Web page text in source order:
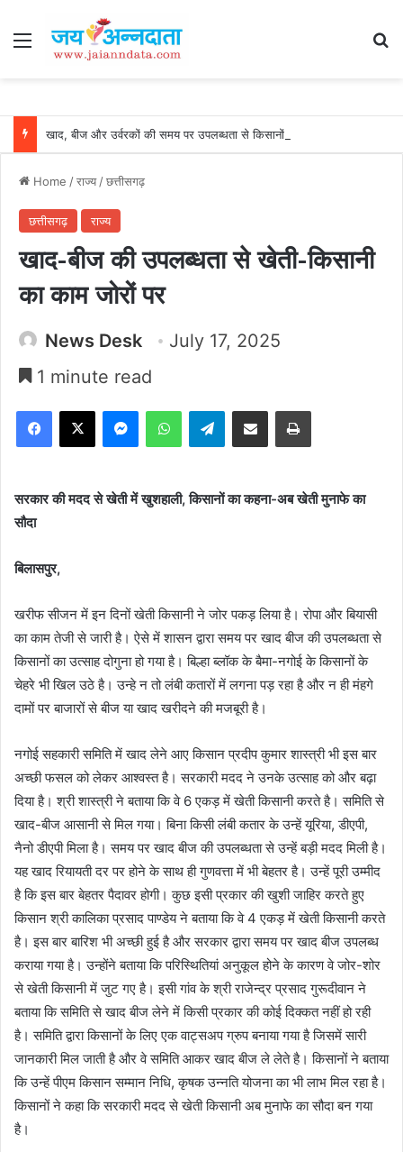
Menu
Home /राज्य/छत्तीसगढ़
छत्तीसगढ़ राज्य
खाद-बीज की उपलब्धता से खेती-किसानी
का काम जोरों पर
News Desk
July 17, 2025
1 minute read
Facebook
X MessengerWhatsAppTelegramShare via Email Print
सरकार की मदद से खेती में खुशहाली, किसानों का कहना-अब खेती मुनाफे का
सौदा
बिलासपुर,
खरीफ सीजन में इन दिनों खेती किसानी ने जोर पकड़ लिया है। रोपा और बियासी
का काम तेजी से जारी है। ऐसे में शासन द्वारा समय पर खाद बीज की उपलब्धता से
किसानों का उत्साह दोगुना हो गया है। बिल्हा ब्लॉक के बैमा-नगोई के किसानों के
चेहरे भी खिल उठे है। उन्हे न तो लंबी कतारों में लगना पड़ रहा है और न ही मंहगे
दामों पर बाजारों से बीज या खाद खरीदने की मजबूरी है।
नगोई सहकारी समिति में खाद लेने आए किसान प्रदीप कुमार शास्त्री भी इस बार
अच्छी फसल को लेकर आश्वस्त है। सरकारी मदद ने उनके उत्साह को और बढ़ा
दिया है। श्री शास्त्री ने बताया कि वे 6 एकड़ में खेती किसानी करते है। समिति से
खाद-बीज आसानी से मिल गया। बिना किसी लंबी कतार के उन्हें यूरिया, डीएपी,
नैनो डीएपी मिला है। समय पर खाद बीज की उपलब्धता से उन्हें बड़ी मदद मिली है।
यह खाद रियायती दर पर होने के साथ ही गुणवत्ता में भी बेहतर है। उन्हें पूरी उम्मीद
है कि इस बार बेहतर पैदावर होगी। कुछ इसी प्रकार की खुशी जाहिर करते हुए
किसान श्री कालिका प्रसाद पाण्डेय ने बताया कि वे 4 एकड़ में खेती किसानी करते
है। इस बार बारिश भी अच्छी हुई है और सरकार द्वारा समय पर खाद बीज उपलब्ध
कराया गया है। उन्होंने बताया कि परिस्थितियां अनुकूल होने के कारण वे जोर-शोर
से खेती किसानी में जुट गए है। इसी गांव के श्री राजेन्द्र प्रसाद गुरूदीवान ने
बताया कि समिति से खाद बीज लेने में किसी प्रकार की कोई दिक्कत नहीं हो रही
है। समिति द्वारा किसानों के लिए एक वाट्सअप ग्रुप बनाया गया है जिसमें सारी
जानकारी मिल जाती है और वे समिति आकर खाद बीज ले लेते है। किसानों ने बताया
कि उन्हें पीएम किसान सम्मान निधि, कृषक उन्नति योजना का भी लाभ मिल रहा है।
किसानों ने कहा कि सरकारी मदद से खेती किसानी अब मुनाफे का सौदा बन गया
है।